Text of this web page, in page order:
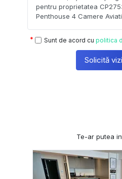
Sunt de acord cu politica
Solicită
Te-ar putea